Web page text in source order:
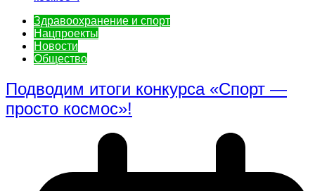
Здравоохранение и спорт
Нацпроекты
Новости
Общество
Подводим итоги конкурса «Спорт —
просто космос»!